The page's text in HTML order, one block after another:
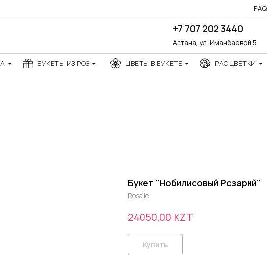
+7 707 202 3440
БУКЕТЫ ИЗ РОЗ
Астана, ул. Иманбаевой 5
ЦВЕТЫ В БУКЕТЕ
FAQ
РАСЦВЕТКИ
Букет "Нобилисовый Розарий"
Rosalie
24050,00 KZT
Купить